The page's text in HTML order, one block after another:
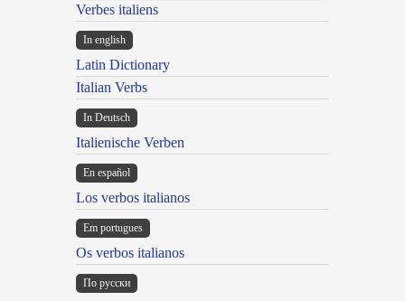
Verbes italiens
In english
Latin Dictionary
Italian Verbs
In Deutsch
Italienische Verben
En español
Los verbos italianos
Em portugues
Os verbos italianos
По русски